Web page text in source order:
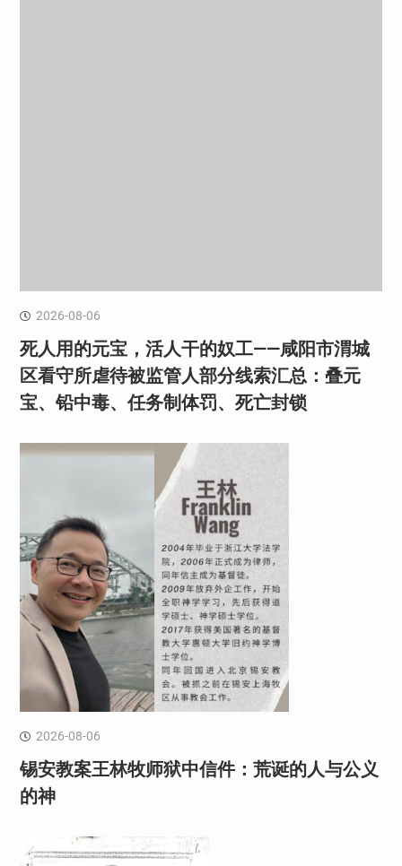
2026-08-06
死人用的元宝，活人干的奴工——咸阳市渭城
区看守所虐待被监管人部分线索汇总：叠元
宝、铅中毒、任务制体罚、死亡封锁
2026-08-06
锡安教案王林牧师狱中信件：荒诞的人与公义
的神